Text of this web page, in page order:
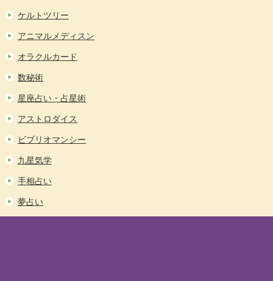
ケルトツリー
アニマルメディスン
オラクルカード
数秘術
星座占い・占星術
アストロダイス
ビブリオマンシー
九星気学
手相占い
夢占い